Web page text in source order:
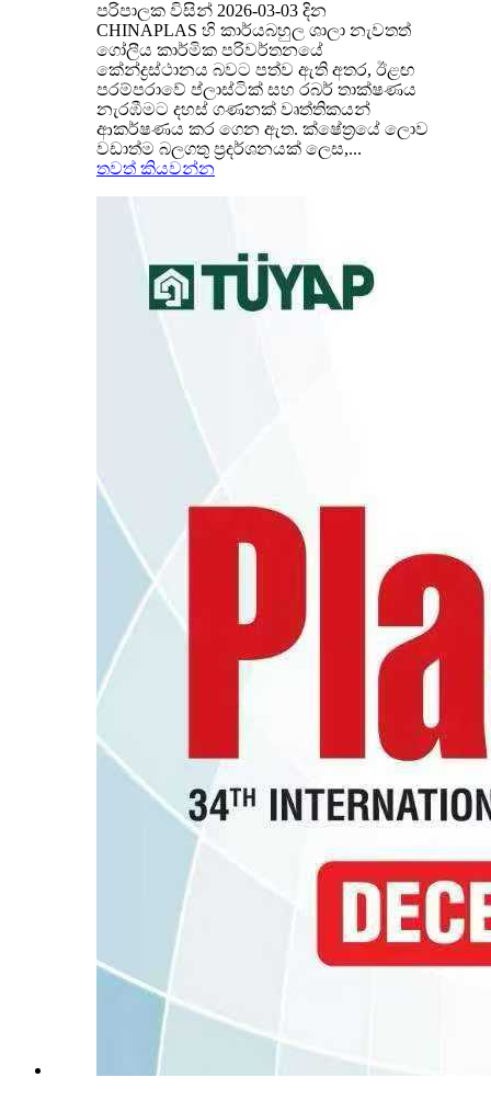
පරිපාලක විසින් 2026-03-03 දින
CHINAPLAS හි කාර්යබහුල ශාලා නැවතත්
ගෝලීය කාර්මික පරිවර්තනයේ
කේන්ද්‍රස්ථානය බවට පත්ව ඇති අතර, ඊළඟ
පරම්පරාවේ ප්ලාස්ටික් සහ රබර් තාක්ෂණය
නැරඹීමට දහස් ගණනක් වෘත්තිකයන්
ආකර්ෂණය කර ගෙන ඇත. ක්ෂේත්‍රයේ ලොව
වඩාත්ම බලගතු ප්‍රදර්ශනයක් ලෙස,...
තවත් කියවන්න